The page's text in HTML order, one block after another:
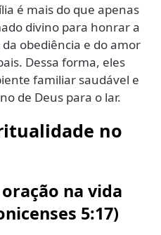
é mais do que apenas
divino para honrar a
obediência e do amor
Dessa forma, eles
familiar saudável e
de Deus para o lar.
no
na vida
5:17)